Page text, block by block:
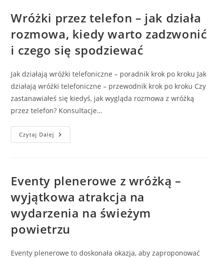
Energię
Miejsca
I
Otworzyć
Drogę
Nowemu
Właścicielowi
Wróżki przez telefon – jak działa
rozmowa, kiedy warto zadzwonić
i czego się spodziewać
Jak działają wróżki telefoniczne – poradnik krok po kroku Jak
działają wróżki telefoniczne – przewodnik krok po kroku Czy
zastanawiałeś się kiedyś, jak wygląda rozmowa z wróżką
przez telefon? Konsultacje…
Czytaj Dalej Wróżki
Przez
Rozmowa,
Kiedy
Warto
Zadzwonić
I
Czego
Się
Eventy plenerowe z wróżką –
wyjątkowa atrakcja na
wydarzenia na świeżym
powietrzu
Eventy plenerowe to doskonała okazja, aby zaproponować